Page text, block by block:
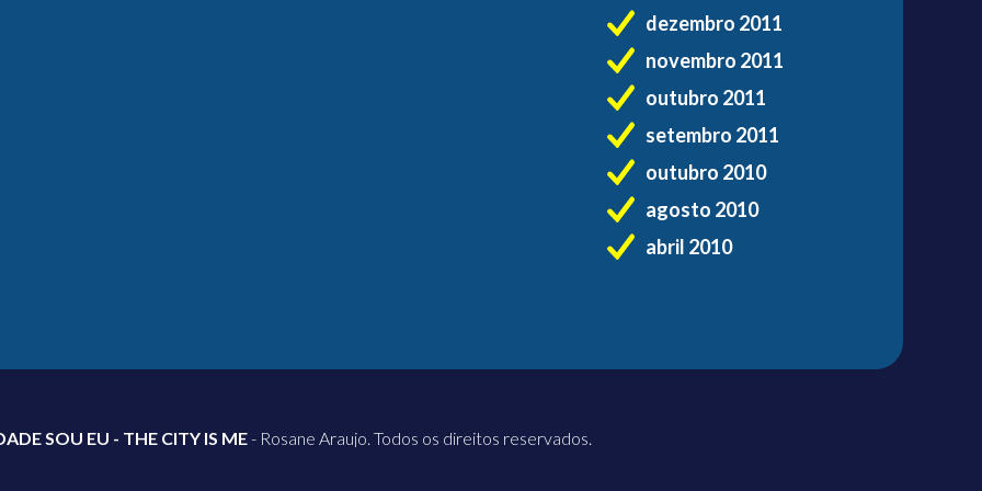
dezembro 2011
novembro 2011
outubro 2011
setembro 2011
outubro 2010
agosto 2010
abril 2010
SOU EU - THE CITY IS ME- Rosane Araujo. Todos os direitos reservados.